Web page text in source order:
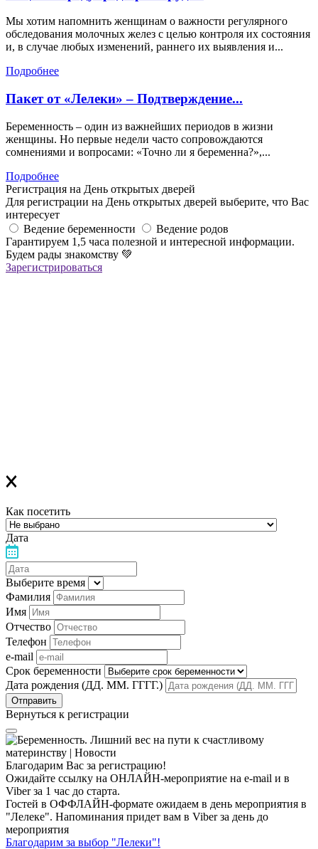
Мы хотим напомнить женщинам о важности регулярного
обследования молочных желез с целью контроля их состояния
и, в случае любых изменений, раннего их выявления и...
Подробнее
Пакет от «Лелеки» – Подтверждение...
Беременность – один из важнейших периодов в жизни
женщины. Но первые недели часто сопровождаются
сомнениями и вопросами: «Точно ли я беременна?»,...
Подробнее
Регистрация на День открытых дверей
Для регистрации на День открытых дверей выберите, что Вас
интересует
Ведение беременности
Ведение родов
Гарантируем 1,5 часа полезной и интересной информации.
Будем рады знакомству 💚
Зарегистрироваться
Как посетить
Дата
Выберите время
Фамилия
Имя
Отчество
Телефон
e-mail
Срок беременности
Дата рождения (ДД. ММ. ГГГГ.)
Вернуться к регистрации
Благодарим Вас за регистрацию!
Ожидайте ссылку на ОНЛАЙН-мероприятие на e-mail и в
Viber за 1 час до старта.
Гостей в ОФФЛАЙН-формате ожидаем в день мероприятия в
"Лелеке". Напоминания придет вам в Viber за день до
мероприятия
Благодарим за выбор "Лелеки"!